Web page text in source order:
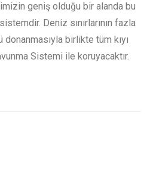
geniş olduğu bir alanda bu
Deniz sınırlarının fazla
birlikte tüm kıyı
Sistemi ile koruyacaktır.